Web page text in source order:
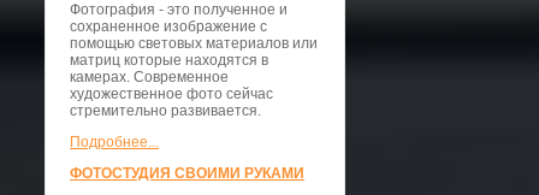
Фотография - это полученное и
сохраненное изображение с
помощью световых материалов или
матриц которые находятся в
камерах. Современное
художественное фото сейчас
стремительно развивается.
Подробнее...
ФОТОСТУДИЯ СВОИМИ РУКАМИ